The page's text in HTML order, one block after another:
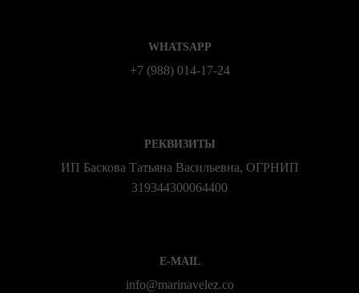
WHATSAPP
+7 (988) 014‑17‑24
РЕКВИЗИТЫ
ИП Баскова Татьяна Васильевна, ОГРНИП
319344300064400
E-MAIL
info@marinavelez.co